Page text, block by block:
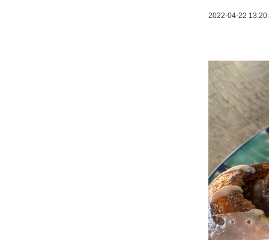
2022-04-22